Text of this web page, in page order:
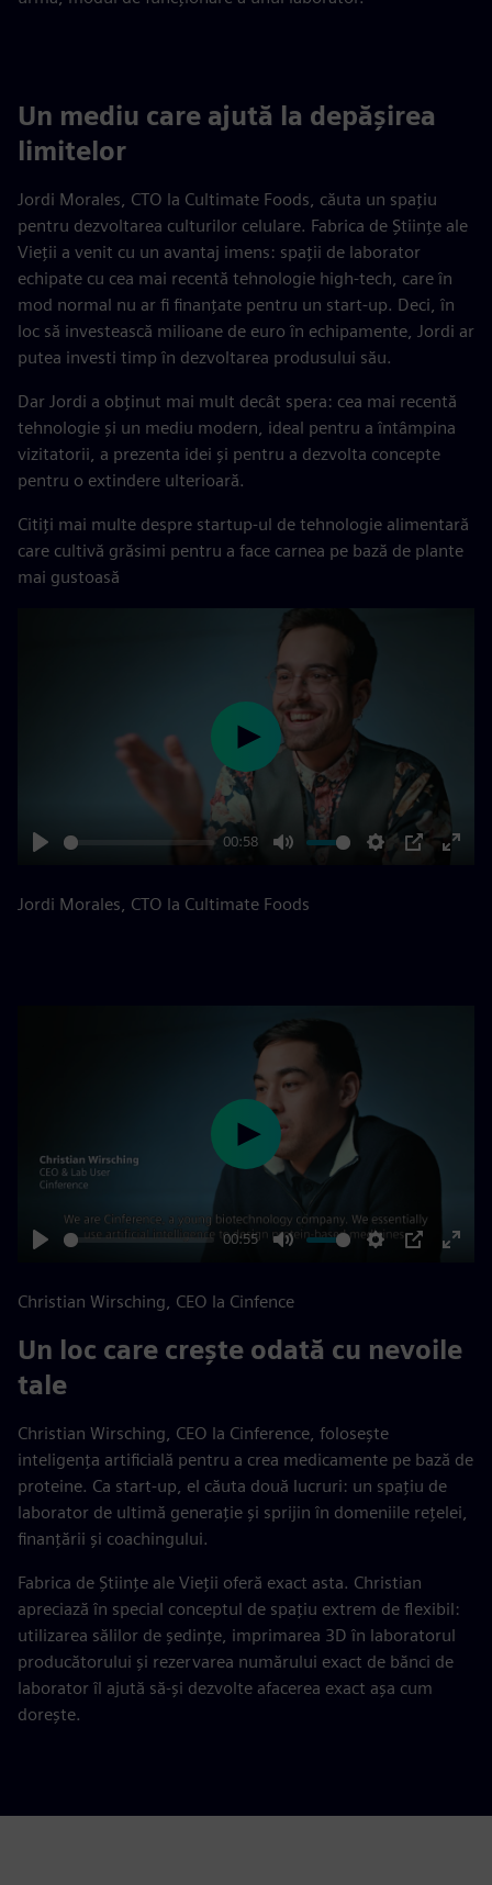
Un mediu care ajută la depășirea
limitelor
Jordi Morales, CTO la Cultimate Foods, căuta un spațiu
pentru dezvoltarea culturilor celulare. Fabrica de Științe ale
Vieții a venit cu un avantaj imens: spații de laborator
echipate cu cea mai recentă tehnologie high-tech, care în
mod normal nu ar fi finanțate pentru un start-up. Deci, în
loc să investească milioane de euro în echipamente, Jordi ar
putea investi timp în dezvoltarea produsului său.
Dar Jordi a obținut mai mult decât spera: cea mai recentă
tehnologie și un mediu modern, ideal pentru a întâmpina
vizitatorii, a prezenta idei și pentru a dezvolta concepte
pentru o extindere ulterioară.
Citiți mai multe despre startup-ul de tehnologie alimentară
care cultivă grăsimi pentru a face carnea pe bază de plante
mai gustoasă
00:58
Play
Jordi Morales, CTO la Cultimate Foods
00:55
Play
Christian Wirsching, CEO la Cinfence
Un loc care crește odată cu nevoile
tale
Christian Wirsching, CEO la Cinference, folosește
inteligența artificială pentru a crea medicamente pe bază de
proteine. Ca start-up, el căuta două lucruri: un spațiu de
laborator de ultimă generație și sprijin în domeniile rețelei,
finanțării și coachingului.
Fabrica de Științe ale Vieții oferă exact asta. Christian
apreciază în special conceptul de spațiu extrem de flexibil:
utilizarea sălilor de ședințe, imprimarea 3D în laboratorul
producătorului și rezervarea numărului exact de bănci de
laborator îl ajută să-și dezvolte afacerea exact așa cum
dorește.